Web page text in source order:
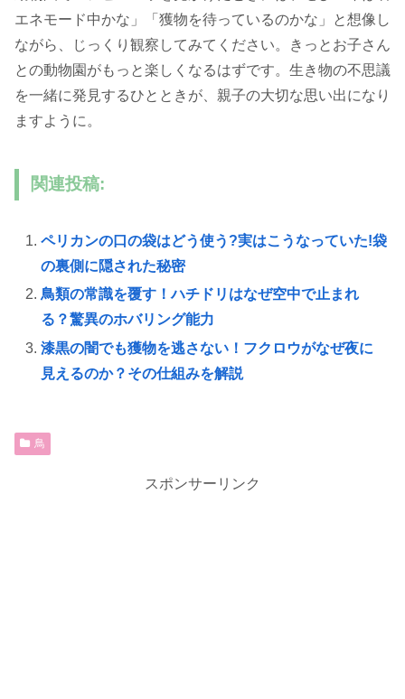
エネモード中かな」「獲物を待っているのかな」と想像し
ながら、じっくり観察してみてください。きっとお子さん
との動物園がもっと楽しくなるはずです。生き物の不思議
を一緒に発見するひとときが、親子の大切な思い出になり
ますように。
関連投稿:
ペリカンの口の袋はどう使う?実はこうなっていた!袋
の裏側に隠された秘密
鳥類の常識を覆す！ハチドリはなぜ空中で止まれ
る？驚異のホバリング能力
漆黒の闇でも獲物を逃さない！フクロウがなぜ夜に
見えるのか？その仕組みを解説
鳥
スポンサーリンク